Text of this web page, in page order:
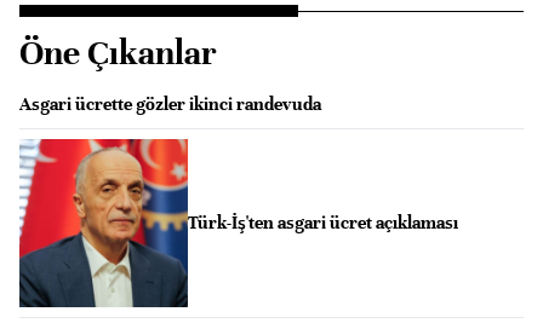
Öne Çıkanlar
Asgari ücrette gözler ikinci randevuda
Türk-İş'ten asgari ücret açıklaması